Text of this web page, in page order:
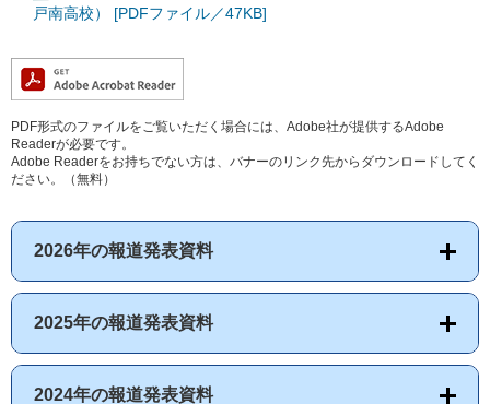
戸南高校） [PDFファイル／47KB]
PDF形式のファイルをご覧いただく場合には、Adobe社が提供するAdobe
Readerが必要です。
Adobe Readerをお持ちでない方は、バナーのリンク先からダウンロードしてく
ださい。（無料）
2026年の報道発表資料
2025年の報道発表資料
2024年の報道発表資料